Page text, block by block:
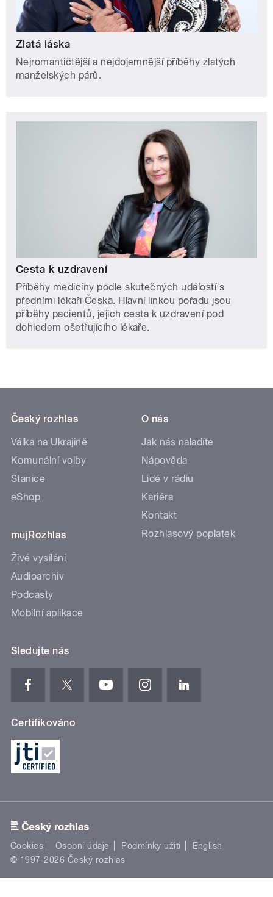
Zlatá láska
Nejromantičtější a nejdojemnější příběhy zlatých
manželských párů.
Cesta k uzdravení
Příběhy medicíny podle skutečných událostí s
předními lékaři Česka. Hlavní linkou pořadu jsou
příběhy pacientů, jejich cesta k uzdravení pod
dohledem ošetřujícího lékaře.
Český rozhlas
Válka na Ukrajině
Komunální volby
Stanice
eShop
mujRozhlas
Živé vysílání
Audioarchiv
Podcasty
Mobilní aplikace
O nás
Jak nás naladíte
Nápověda
Lidé v rádiu
Kariéra
Kontakt
Rozhlasový poplatek
Sledujte nás
Certifikováno
Cookies Osobní údaje Podmínky užití
English
© 1997-2026 Český rozhlas